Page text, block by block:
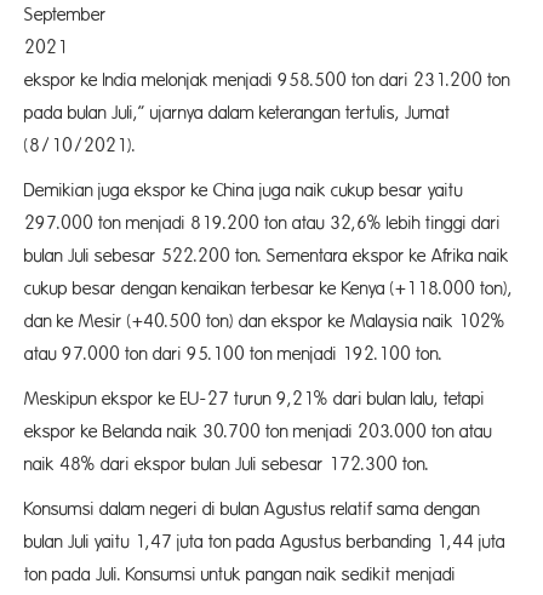
September
2021
ekspor ke India melonjak menjadi 958.500 ton dari 231.200 ton
pada bulan Juli,” ujarnya dalam keterangan tertulis, Jumat
(8/10/2021).
Demikian juga ekspor ke China juga naik cukup besar yaitu
297.000 ton menjadi 819.200 ton atau 32,6% lebih tinggi dari
bulan Juli sebesar 522.200 ton. Sementara ekspor ke Afrika naik
cukup besar dengan kenaikan terbesar ke Kenya (+118.000 ton),
dan ke Mesir (+40.500 ton) dan ekspor ke Malaysia naik 102%
atau 97.000 ton dari 95.100 ton menjadi 192.100 ton.
Meskipun ekspor ke EU-27 turun 9,21% dari bulan lalu, tetapi
ekspor ke Belanda naik 30.700 ton menjadi 203.000 ton atau
naik 48% dari ekspor bulan Juli sebesar 172.300 ton.
Konsumsi dalam negeri di bulan Agustus relatif sama dengan
bulan Juli yaitu 1,47 juta ton pada Agustus berbanding 1,44 juta
ton pada Juli. Konsumsi untuk pangan naik sedikit menjadi